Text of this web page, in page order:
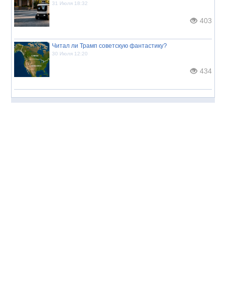
31 Июля 18:32
403
Читал ли Трамп советскую фантастику?
30 Июля 12:20
434